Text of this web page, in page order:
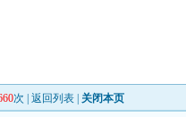
次 |返回列表 关闭本页